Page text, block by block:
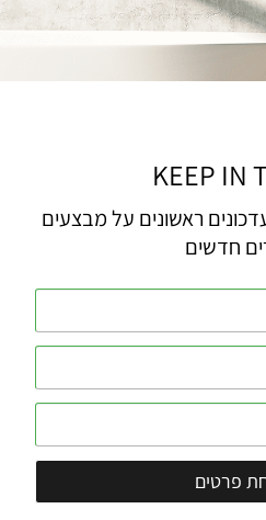
KEEP IN
ראשונים על מבצעים
חדשים